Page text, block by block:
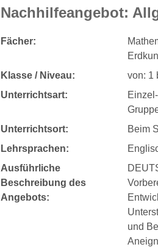
Nachhilfeangebot:
Fächer:
Klasse / Niveau:
von: 1
Unterrichtsart:
Unterrichtsort:
Beim
Lehrsprachen:
Ausführliche
Beschreibung des
Angebots:
und